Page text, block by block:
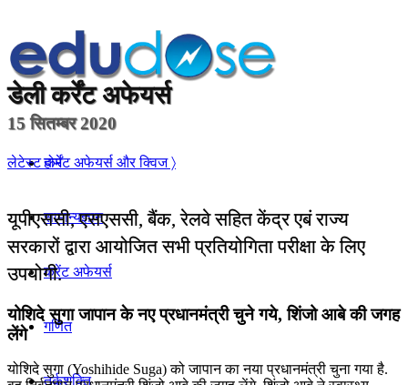
होम
सामान्यज्ञान
करेंट अफेयर्स
गणित
तर्कशक्ति
डेली कर्रेंट अफेयर्स
15 सितम्बर 2020
लेटेस्ट कर्रेंट अफेयर्स और क्विज 〉
यूपीएससी, एसएससी, बैंक, रेलवे सहित केंद्र एबं राज्य
सरकारों द्वारा आयोजित सभी प्रतियोगिता परीक्षा के लिए
उपयोगी.
योशिदे सुगा जापान के नए प्रधानमंत्री चुने गये, शिंजो आबे की जगह
लेंगे
योशिदे सुगा (Yoshihide Suga) को जापान का नया प्रधानमंत्री चुना गया है.